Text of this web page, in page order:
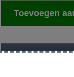
Aandrijfas
aantal
Toevoegen